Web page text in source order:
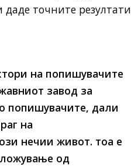
точните резултати
на попишувачите
завод за
попишувачите, дали
на
нечии живот. тоа е
од